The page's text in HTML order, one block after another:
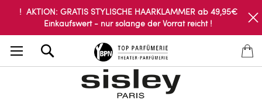
! AKTION: GRATIS STYLISCHE HAARKLAMMER ab 49,95€
Einkaufswert - nur solange der Vorrat reicht !